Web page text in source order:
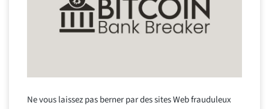
Ne vous laissez pas berner par des sites Web frauduleux